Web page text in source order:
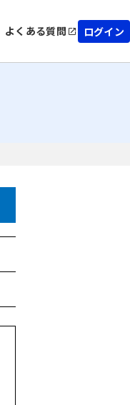
よくある質問 ログイン